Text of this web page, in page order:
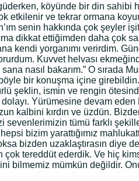
köyünde bir din sahibi
etkilenir ve tekrar ormana
senin hakkında çok şeyler
dikkat ettiğimden daha çok
kendi yorganımı verirdim.
Kuvvet helvası
nasıl bakarım.” O sırada
bir konuşma içine
şeklin, ismin ve rengin
Yürümesine devam
kalbini kırdın ve üzdün.
sevenlerimizin tümü farklı
bizim yarattığımız
bizden uzaklaştırasın diye
çok tereddüt ederdik. Ve hiç
bilmemiz mümkün değildir.